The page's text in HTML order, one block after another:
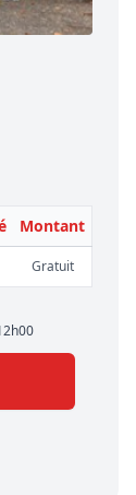
Montant
Gratuit